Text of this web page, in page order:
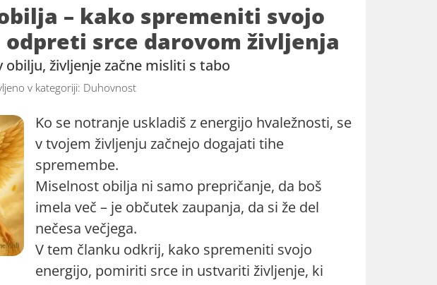
– kako spremeniti svojo
srce darovom življenja
obilju, življenje začne misliti s tabo
v kategoriji: Duhovnost
Ko se notranje uskladiš z energijo hvaležnosti, se
v tvojem življenju začnejo dogajati tihe
spremembe.
Miselnost obilja ni samo prepričanje, da boš
imela več – je občutek zaupanja, da si že del
nečesa večjega.
V tem članku odkrij, kako spremeniti svojo
energijo, pomiriti srce in ustvariti življenje, ki